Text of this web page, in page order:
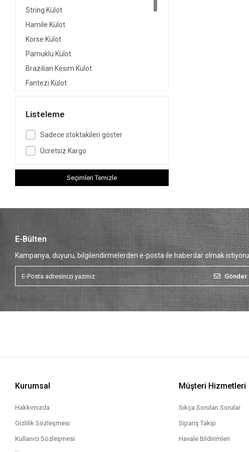
String Külot
Hamile Külot
Korse Külot
Pamuklu Külot
Brazilian Kesim Külot
Fantezi Külot
Kırmızı Külot
Büyük Beden Külot
Dolgulu Külot
Kadın Boxer Külot
Destekli Külot
Listeleme
Sadece stoktakileri göster
Ücretsiz Kargo
Seçimleri Temizle
E-Bülten
Kampanya, duyuru, bilgilendirmelerden e-posta ile haberdar olmak
Gönder
Kurumsal
Hakkımızda
Gizlilik Sözleşmesi
Kullanıcı Sözleşmesi
Müşteri Hizmetleri
Sıkça Sorulan Sorular
Sipariş Takip
Havale Bildirimleri